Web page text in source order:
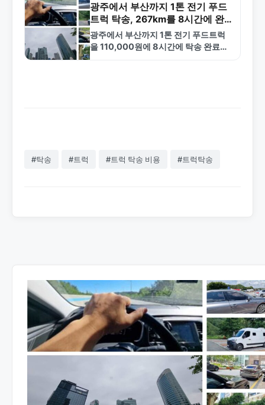
광주에서 부산까지 1톤 전기 푸드
트럭 탁송, 267km를 8시간에 완
료한 사례
광주에서 부산까지 1톤 전기 푸드트럭
을 110,000원에 8시간에 탁송 완료한
#탁송 #트럭 #트럭 탁송 비용 #트럭탁송